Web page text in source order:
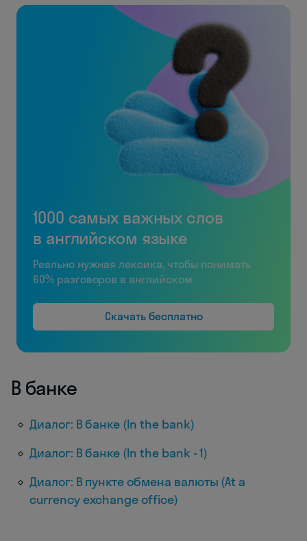
1000 самых важных слов
в английском языке
Реально нужная лексика, чтобы понимать
60% разговоров в английском
Скачать бесплатно
В банке
Диалог: В банке (In the bank)
Диалог: В банке (In the bank - 1)
Диалог: В пункте обмена валюты (At a
currency exchange office)